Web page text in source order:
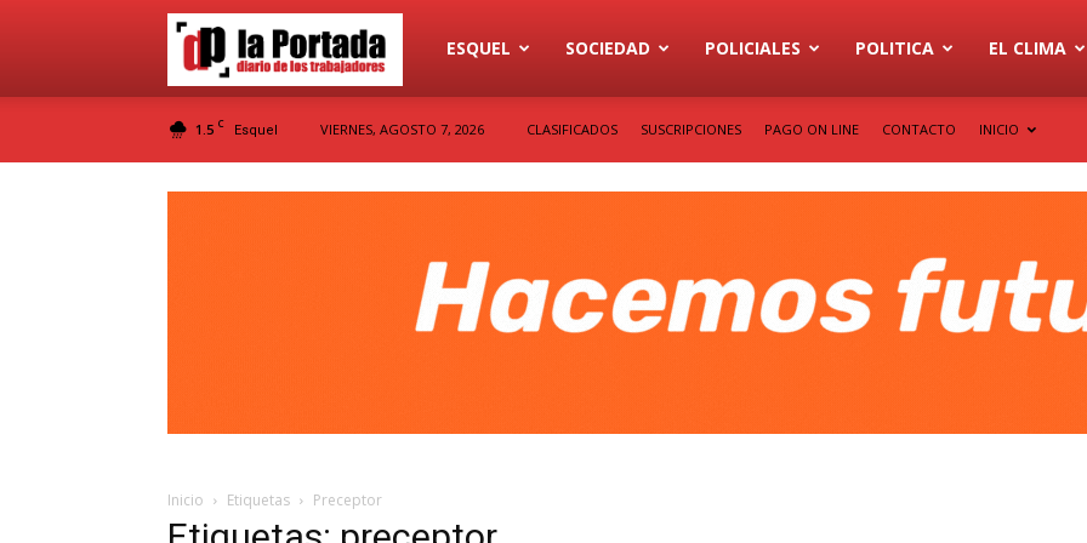
Diario
ESQUEL SOCIEDAD POLICIALES POLITICA EL CLIMA
1.5 C Esquel VIERNES, AGOSTO 7, 2026 CLASIFICADOS SUSCRIPCIONES PAGO ON LINE CONTACTO INICIO
Inicio Etiquetas Preceptor